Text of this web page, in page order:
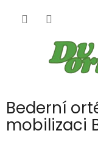
Bederní
mobilizaci